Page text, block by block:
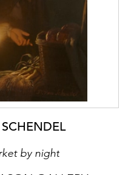
by night